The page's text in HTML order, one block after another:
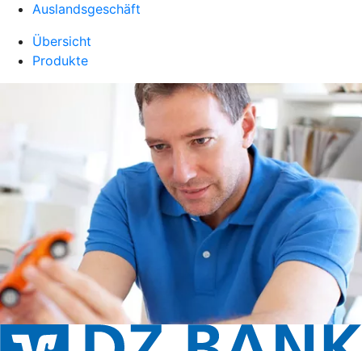
Auslandsgeschäft
Übersicht
Produkte